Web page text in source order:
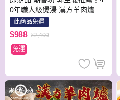
0年職人級煲湯 漢方羊肉爐、
眷村酸菜白肉鍋各2入
此商品免運
$988 $2,400
免運